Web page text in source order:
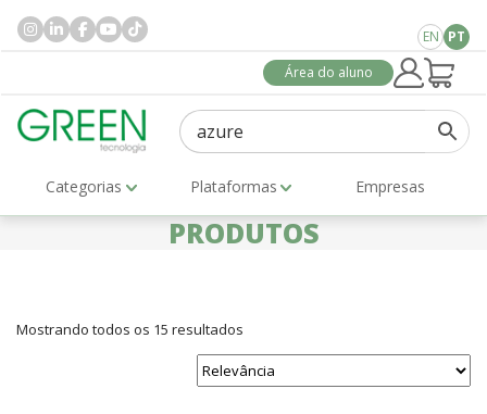
EN PT
Área do aluno
Categorias Plataformas Empresas
PRODUTOS
Mostrando todos os 15 resultados